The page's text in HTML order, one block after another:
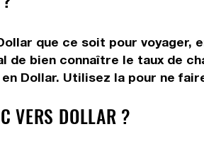
que ce soit pour voyager,
bien connaître le taux de
Dollar. Utilisez la pour ne
VERS DOLLAR ?